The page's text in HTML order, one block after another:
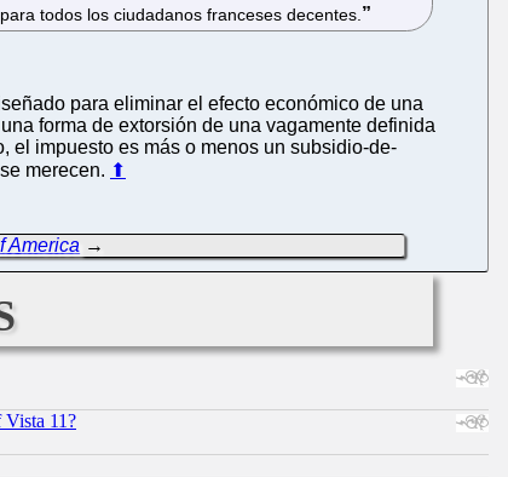
todos los ciudadanos franceses decentes.
para eliminar el efecto económico de una
forma de extorsión de una vagamente definida
el impuesto es más o menos un subsidio-de-
merecen. ⬆
America →
11?